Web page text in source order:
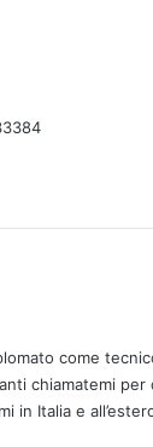
come
chiamatemi
in Italia e